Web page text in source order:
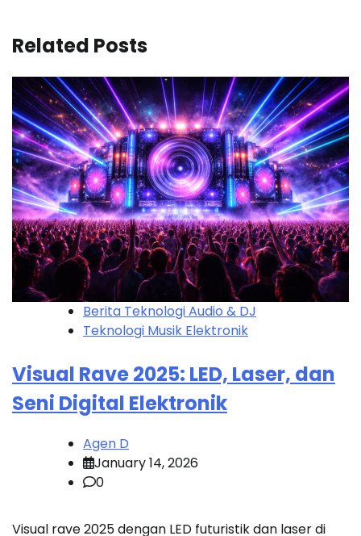
Related Posts
Berita Teknologi Audio & DJ
Teknologi Musik Elektronik
Visual Rave 2025: LED, Laser, dan
Seni Digital Elektronik
Agen D
January 14, 2026
0
Visual rave 2025 dengan LED futuristik dan laser di